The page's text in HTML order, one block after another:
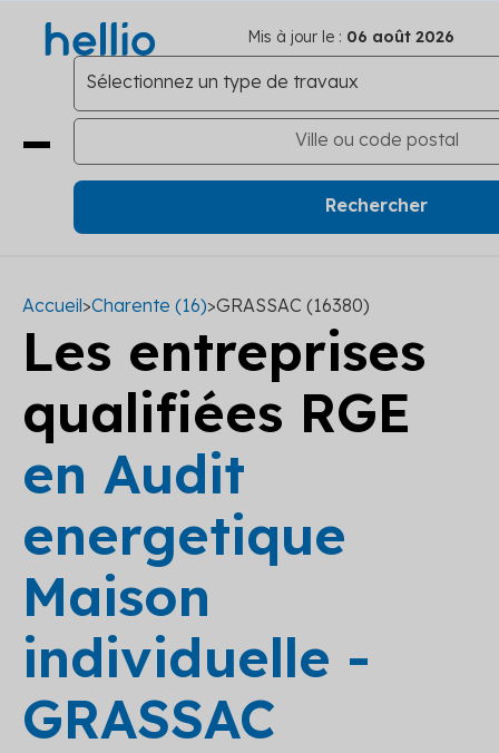
Mis à jour le : 06 août 2026
Accueil>Charente (16)>GRASSAC (16380)
Les entreprises
qualifiées RGE
en Audit
energetique
Maison
individuelle -
GRASSAC